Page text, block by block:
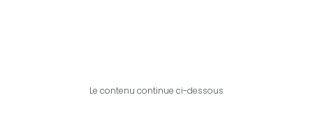
Le contenu continue ci-dessous